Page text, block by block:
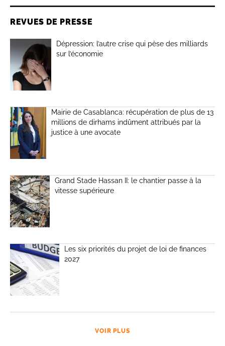
REVUES DE PRESSE
Dépression: l’autre crise qui pèse des milliards
sur l’économie
Mairie de Casablanca: récupération de plus de 13
millions de dirhams indûment attribués par la
justice à une avocate
Grand Stade Hassan II: le chantier passe à la
vitesse supérieure
Les six priorités du projet de loi de finances
2027
VOIR PLUS